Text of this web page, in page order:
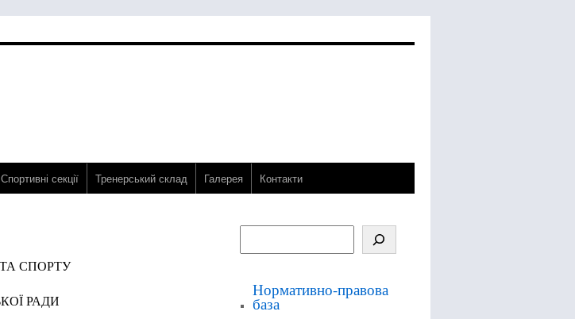
Спортивні секції Тренерський склад Галерея Контакти
СПОРТУ
РАДИ
Нормативно-правова
база